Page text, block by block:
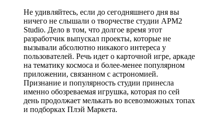
Не удивляйтесь, если до сегодняшнего дня вы
ничего не слышали о творчестве студии APM2
Studio. Дело в том, что долгое время этот
разработчик выпускал проекты, которые не
вызывали абсолютно никакого интереса у
пользователей. Речь идет о карточной игре, аркаде
на тематику космоса и более-менее популярном
приложении, связанном с астрономией.
Признание и популярность студии принесла
именно обозреваемая игрушка, которая по сей
день продолжает мелькать во всевозможных топах
и подборках Плэй Маркета.